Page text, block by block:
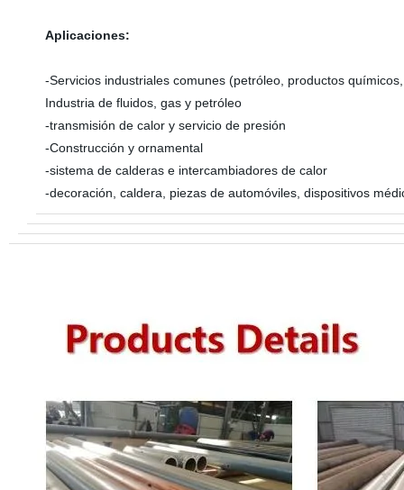
Aplicaciones:
-Servicios industriales comunes (petróleo, productos
Industria de fluidos, gas y petróleo
-transmisión de calor y servicio de presión
-Construcción y ornamental
-sistema de calderas e intercambiadores de calor
-decoración, caldera, piezas de automóviles, dispositivos